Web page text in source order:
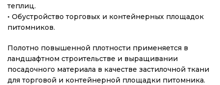
теплиц.
• Обустройство торговых и контейнерных площадок
питомников.
Полотно повышенной плотности применяется в
ландшафтном строительстве и выращивании
посадочного материала в качестве застилочной ткани
для торговой и контейнерной площадки питомника.